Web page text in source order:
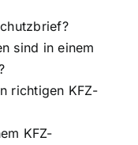
sind in einem
richtigen KFZ-
KFZ-